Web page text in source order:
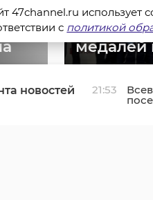
из
медалей
...
26 февраля, 07:14
новостей 21:53
47channel.ru использует
с политикой